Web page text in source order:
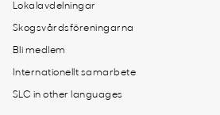
Lokalavdelningar
Skogsvårdsföreningarna
Bli medlem
Internationellt samarbete
SLC in other languages